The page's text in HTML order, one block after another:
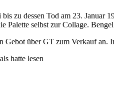
zu dessen Tod am 23.
selbst zur Collage.
über GT zum Verkauf an.
hatte lesen